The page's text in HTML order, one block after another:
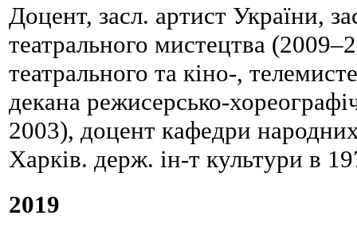
Доцент, засл. артист України,
театрального мистецтва
театрального та кіно-,
декана режисерсько-
2003), доцент кафедри
Харків. держ. ін-т культури в
2019